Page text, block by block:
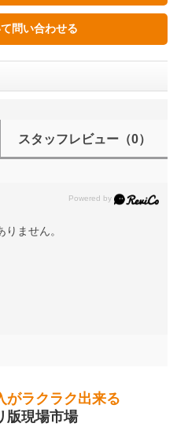
スタッフレビュー（0）
りません。
がラクラク出来る
版現場市場